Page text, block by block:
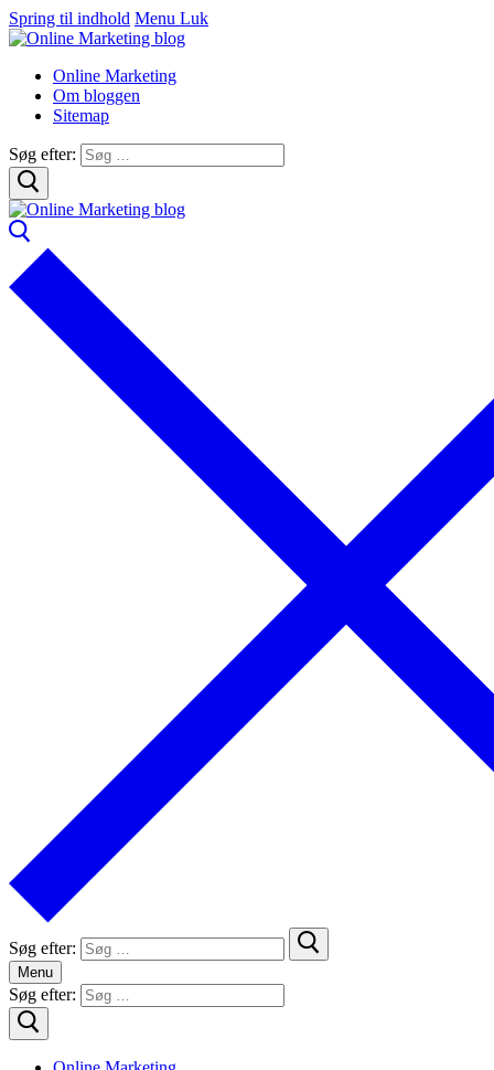
Spring til indhold Menu Luk
Online Marketing
Om bloggen
Sitemap
Søg efter:
Søg efter:
Menu
Søg efter: